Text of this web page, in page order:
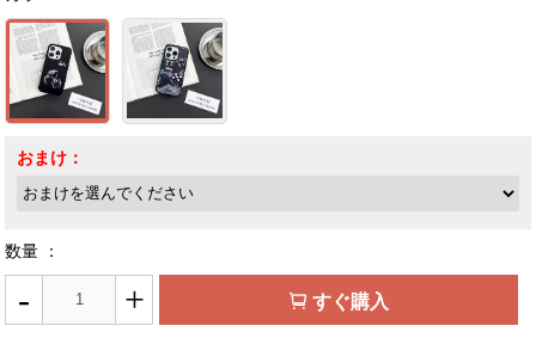
おまけ：
数量 ：
- + すぐ購入